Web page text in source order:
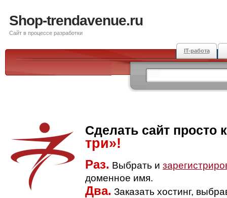
Shop-trendavenue.ru
Сайт в процессе разработки
IT-работа
Сделать сайт просто
три»!
Раз. Выбрать и
доменное имя.
Два. Заказать хостинг,